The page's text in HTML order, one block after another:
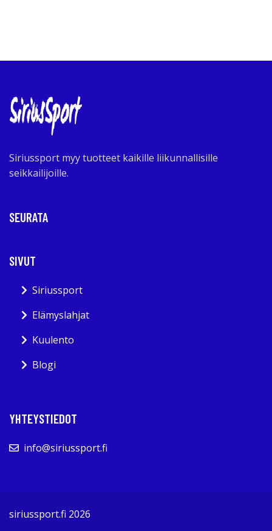
Siriussport myy tuotteet kaikille liikunnallisille
seikkailijoille.
SEURATA
SIVUT
Siriussport
Elämyslahjat
Kuulento
Blogi
YHTEYSTIEDOT
info@siriussport.fi
siriussport.fi 2026